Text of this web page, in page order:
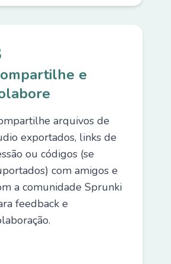
e
arquivos de
exportados, links de
ou códigos (se
com amigos e
a comunidade Sprunki
feedback e